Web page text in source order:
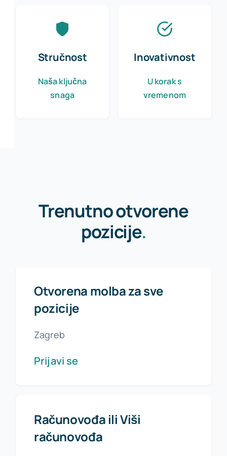
Stručnost
Naša ključna
snaga
Inovativnost
U korak s
vremenom
Trenutno otvorene
pozicije.
Otvorena molba za sve
pozicije
Zagreb
Prijavi se
Računovođa ili Viši
računovođa